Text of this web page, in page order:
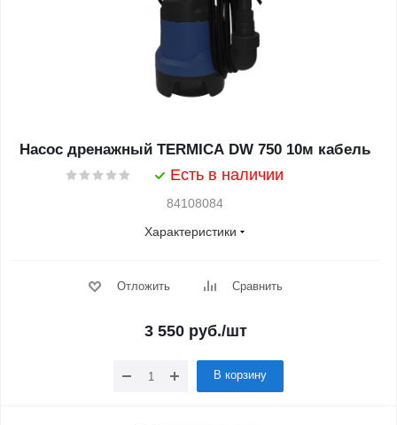
Насос дренажный TERMICA DW 750 10м кабель
Есть в наличии
84108084
Характеристики
Отложить Сравнить
3 550руб./шт
В корзину